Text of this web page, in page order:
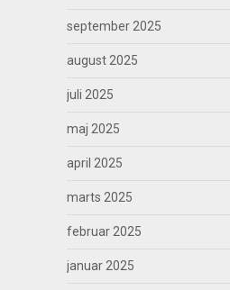
september 2025
august 2025
juli 2025
maj 2025
april 2025
marts 2025
februar 2025
januar 2025